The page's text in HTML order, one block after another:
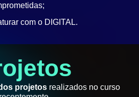
com o DIGITAL.
projetosrealizados no curso